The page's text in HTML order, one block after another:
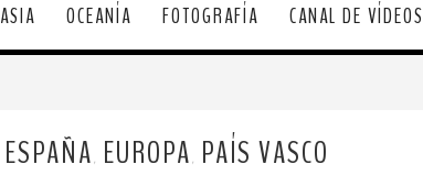
ASIA OCEANÍA FOTOGRAFÍA CANAL DE VÍDEOS
ESPAÑA EUROPA PAÍS VASCO